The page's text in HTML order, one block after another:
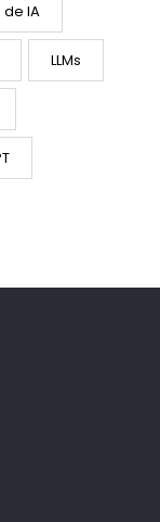
IA
LLMs